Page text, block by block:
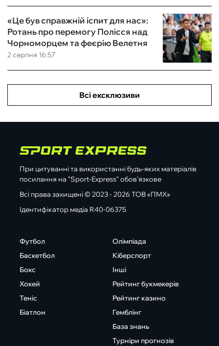
2 серпня 16:57
«Це був справжній іспит для нас»:
Ротань про перемогу Полісся над
Чорноморцем та феєрію Велетня
Всі ексклюзиви
При цитуванні та використанні будь-яких матеріалів
посилання на "Sport-Express" обов'язкове
Всі права захищені © 2023 - 2026 ТОВ «ПМХ»
Ідентифікатор медіа R40-06375
Футбол
Баскетбол
Бокс
Хокей
Теніс
Біатлон
Олімпіада
Кіберспорт
Інші
Рейтинг букмекерів
Рейтинг казино
Гемблінг
База знань
Турніри прогнозів